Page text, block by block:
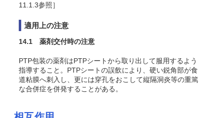
11.1.3参照］
適用上の注意
14.1 薬剤交付時の注意
PTP包装の薬剤はPTPシートから取り出して服用するよう
指導すること。PTPシートの誤飲により、硬い鋭角部が食
道粘膜へ刺入し、更には穿孔をおこして縦隔洞炎等の重篤
な合併症を併発することがある。